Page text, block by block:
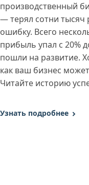
производственный
— терял сотни тысяч
ошибку. Всего
прибыль упал с 20%
пошли на развитие.
как ваш бизнес
Читайте историю
Узнать подробнее